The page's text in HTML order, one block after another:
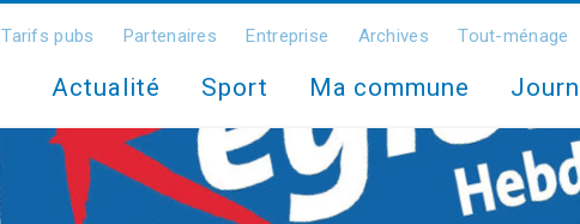
Tarifs pubs Partenaires Entreprise Archives Tout-ménage
Actualité Sport Ma commune